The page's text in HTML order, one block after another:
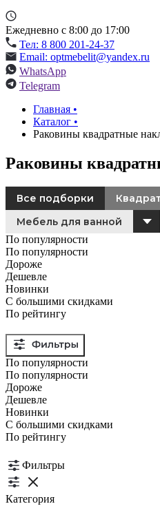
Ежедневно с 8:00 до 17:00
Тел: 8 800 201-24-37
Email: optmebelit@yandex.ru
WhatsApp
Telegram
Главная •
Каталог •
Раковины квадратные
Раковины
Все подборки
Мебель для ванной
По популярности
По популярности
Дороже
Дешевле
Новинки
С большими скидками
По рейтингу
По популярности
По популярности
Дороже
Дешевле
Новинки
С большими скидками
По рейтингу
Фильтры
Категория